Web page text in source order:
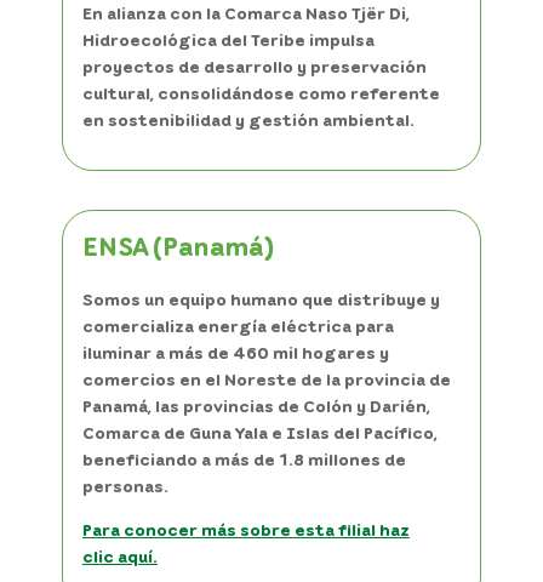
En alianza con la Comarca Naso Tjër Di,
Hidroecológica del Teribe impulsa
proyectos de desarrollo y preservación
cultural, consolidándose como referente
en sostenibilidad y gestión ambiental.
ENSA (Panamá)
Somos un equipo humano que distribuye y
comercializa energía eléctrica para
iluminar a más de 460 mil hogares y
comercios en el Noreste de la provincia de
Panamá, las provincias de Colón y Darién,
Comarca de Guna Yala e Islas del Pacífico,
beneficiando a más de 1.8 millones de
personas.
Para conocer más sobre esta filial haz
clic aquí.